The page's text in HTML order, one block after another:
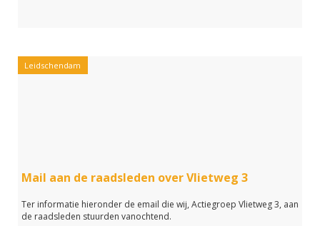
Leidschendam
Mail aan de raadsleden over Vlietweg 3
Ter informatie hieronder de email die wij, Actiegroep Vlietweg 3, aan
de raadsleden stuurden vanochtend.